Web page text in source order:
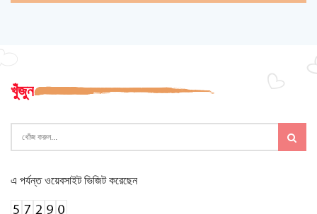
খুঁজুন
এ পর্যন্ত ওয়েবসাইট ভিজিট করেছেন